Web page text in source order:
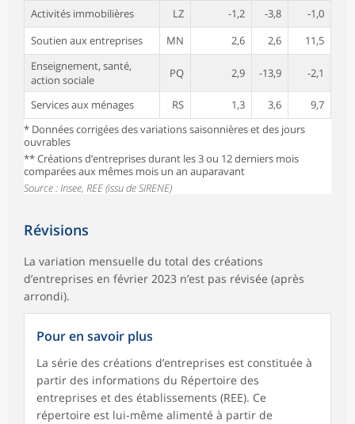
Activités immobilières LZ -1,2 -3,8
-1,0
Soutien aux entreprises
MN 2,6 2,6
11,5
Enseignement, santé,
action sociale
PQ 2,9 -13,9 -2,1
Services aux ménages RS 1,3 3,6
9,7
* Données corrigées des variations saisonnières et des jours
ouvrables
** Créations d’entreprises durant les 3 ou 12 derniers mois
comparées aux mêmes mois un an auparavant
Source : Insee, REE (issu de SIRENE)
Révisions
La variation mensuelle du total des créations
d’entreprises en février 2023 n’est pas révisée (après
arrondi).
Pour en savoir plus
La série des créations d’entreprises est constituée à
partir des informations du Répertoire des
entreprises et des établissements (REE). Ce
répertoire est lui-même alimenté à partir de